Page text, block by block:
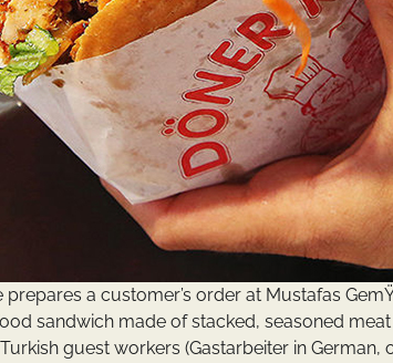
prepares a customer’s order at Mustafas
sandwich made of stacked, seasoned
guest workers (Gastarbeiter in German,